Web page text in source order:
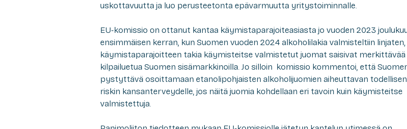
uskottavuutta ja luo perusteetonta epävarmuutta yritystoiminnalle.
EU-komissio on ottanut kantaa käymistaparajoiteasiasta jo vuoden 2023
ensimmäisen kerran, kun Suomen vuoden 2024 alkoholilakia valmisteltiin
käymistaparajoitteen takia käymisteitse valmistetut juomat saisivat merkittävää
kilpailuetua Suomen sisämarkkinoilla. Jo silloin komissio kommentoi, että
pystyttävä osoittamaan etanolipohjaisten alkoholijuomien aiheuttavan todellisen
riskin kansanterveydelle, jos näitä juomia kohdellaan eri tavoin kuin käymisteitse
valmistettuja.